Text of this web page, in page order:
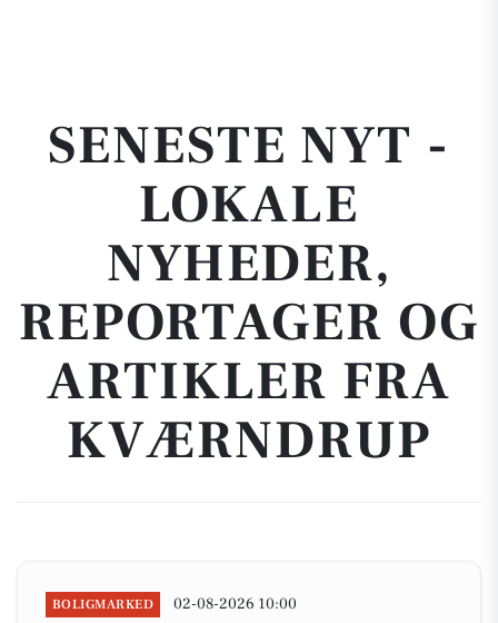
SENESTE NYT -
LOKALE
NYHEDER,
REPORTAGER OG
ARTIKLER FRA
KVÆRNDRUP
BOLIGMARKED 02-08-2026 10:00